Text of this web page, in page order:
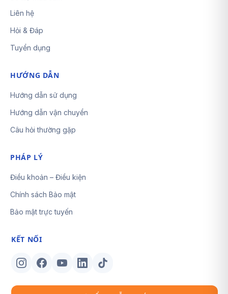
Liên hệ
Hỏi & Đáp
Tuyển dụng
HƯỚNG DẪN
Hướng dẫn sử dụng
Hướng dẫn vận chuyển
Câu hỏi thường gặp
PHÁP LÝ
Điều khoản – Điều kiện
Chính sách Bảo mật
Bảo mật trực tuyến
KẾT NỐI